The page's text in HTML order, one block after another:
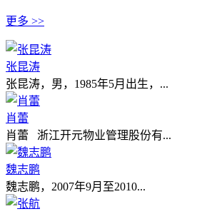
更多 >>
张昆涛
张昆涛，男，1985年5月出生，...
肖蕾
肖蕾 浙江开元物业管理股份有...
魏志鹏
魏志鹏，2007年9月至2010...